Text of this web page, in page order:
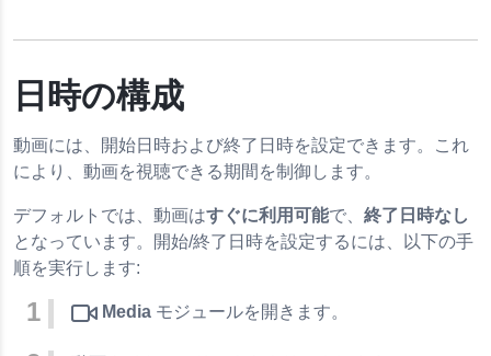
日時の構成
動画には、開始日時および終了日時を設定できます。これ
により、動画を視聴できる期間を制御します。
デフォルトでは、動画はすぐに利用可能で、 終了日時なし
となっています。開始/終了日時を設定するには、以下の手
順を実行します:
Media モジュールを開きます。